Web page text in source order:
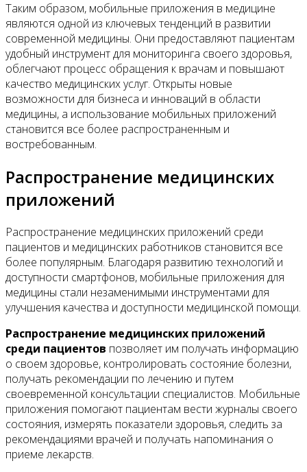
Таким образом, мобильные приложения в медицине
являются одной из ключевых тенденций в развитии
современной медицины. Они предоставляют пациентам
удобный инструмент для мониторинга своего здоровья,
облегчают процесс обращения к врачам и повышают
качество медицинских услуг. Открыты новые
возможности для бизнеса и инноваций в области
медицины, а использование мобильных приложений
становится все более распространенным и
востребованным.
Распространение медицинских
приложений
Распространение медицинских приложений среди
пациентов и медицинских работников становится все
более популярным. Благодаря развитию технологий и
доступности смартфонов, мобильные приложения для
медицины стали незаменимыми инструментами для
улучшения качества и доступности медицинской помощи.
Распространение медицинских приложений
среди пациентов позволяет им получать информацию
о своем здоровье, контролировать состояние болезни,
получать рекомендации по лечению и путем
своевременной консультации специалистов. Мобильные
приложения помогают пациентам вести журналы своего
состояния, измерять показатели здоровья, следить за
рекомендациями врачей и получать напоминания о
приеме лекарств.